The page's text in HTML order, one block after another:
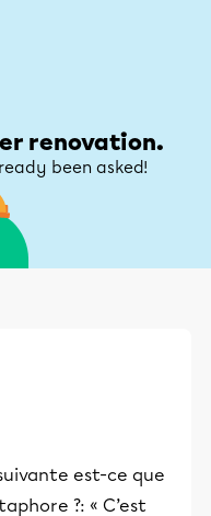
renovation.
been asked!
est-ce que
?: « C’est